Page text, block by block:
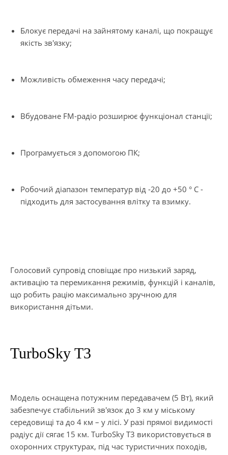
Блокує передачі на зайнятому каналі, що покращує
якість зв'язку;
Можливість обмеження часу передачі;
Вбудоване FM-радіо розширює функціонал станції;
Програмується з допомогою ПК;
Робочий діапазон температур від -20 до +50 ° С -
підходить для застосування влітку та взимку.
Голосовий супровід сповіщає про низький заряд,
активацію та перемикання режимів, функцій і каналів,
що робить рацію максимально зручною для
використання дітьми.
TurboSky T3
Модель оснащена потужним передавачем (5 Вт), який
забезпечує стабільний зв'язок до 3 км у міському
середовищі та до 4 км – у лісі. У разі прямої видимості
радіус дії сягає 15 км. TurboSky T3 використовується в
охоронних структурах, під час туристичних походів,